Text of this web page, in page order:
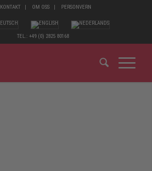
KONTAKT OM OSS PERSONVERN
TEL.: +49 (0) 2825 80168